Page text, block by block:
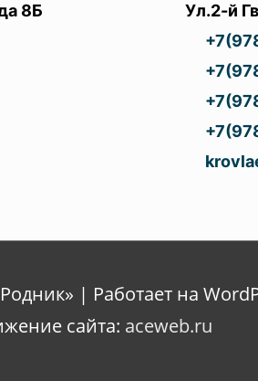
8Б
Ул.2-й
| Работает на
сайта: aceweb.ru